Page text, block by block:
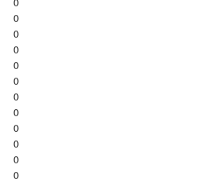
0
0
0
0
0
0
0
0
0
0
0